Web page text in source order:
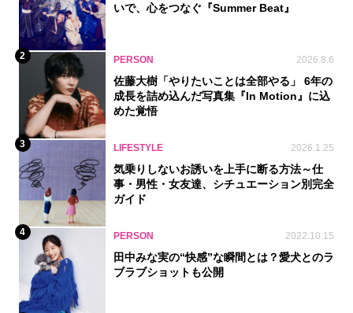
いで、心をつなぐ『Summer Beat』
2 PERSON 2026.8.6
佐藤大樹「やりたいことは全部やる」 6年の
成長を詰め込んだ写真集『In Motion』に込
めた覚悟
3 LIFESTYLE 2026.1.25
気乗りしないお誘いを上手に断る方法～仕
事・男性・女友達、シチュエーション別完全
ガイド
4 PERSON 2022.10.15
田中みな実の“快感”な瞬間とは？愛犬とのラ
ブラブショットも公開